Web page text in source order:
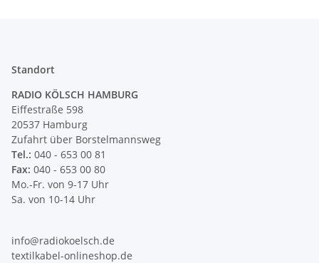
Standort
RADIO KÖLSCH HAMBURG
Eiffestraße 598
20537 Hamburg
Zufahrt über Borstelmannsweg
Tel.: 040 - 653 00 81
Fax: 040 - 653 00 80
Mo.-Fr. von 9-17 Uhr
Sa. von 10-14 Uhr
info@radiokoelsch.de
textilkabel-onlineshop.de